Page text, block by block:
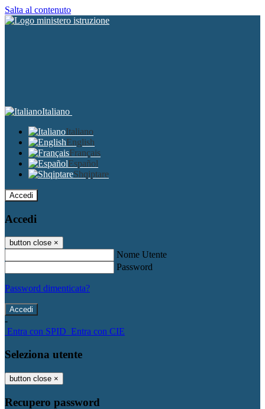
Salta al contenuto
Italiano
Italiano
English
Français
Español
Shqiptare
Accedi
Accedi
button close ×
Nome Utente
Password
Password dimenticata?
-
Entra con SPID Entra con CIE
Seleziona utente
button close ×
Recupero password